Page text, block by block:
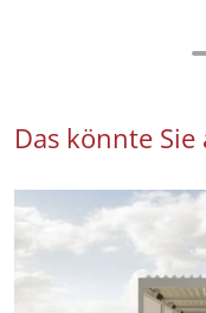
Das könnte